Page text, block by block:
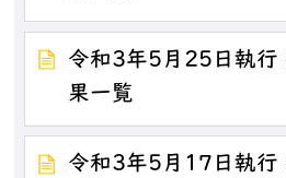
令和3年5月25日執行
果一覧
令和3年5月17日執行